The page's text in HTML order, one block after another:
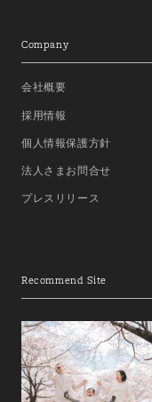
Company
会社概要
採用情報
個人情報保護方針
法人さまお問合せ
プレスリリース
Recommend Site